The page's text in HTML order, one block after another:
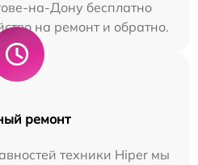
на-Дону бесплатно
на ремонт и обратно.
ремонт
техники Hiper мы